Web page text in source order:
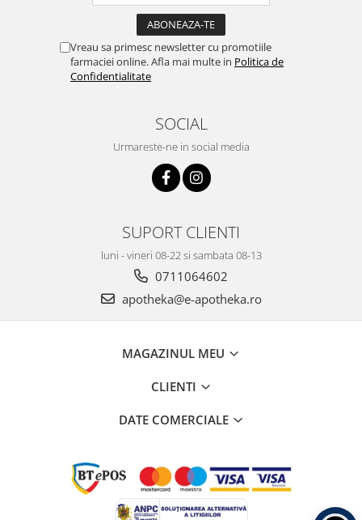
Vreau sa primesc newsletter cu promotiile
farmaciei online. Afla mai multe in Politica de
Confidentialitate
SOCIAL
Urmareste-ne in social media
SUPORT CLIENTI
luni - vineri 08-22 si sambata 08-13
0711064602
apotheka@e-apotheka.ro
MAGAZINUL MEU
CLIENTI
DATE COMERCIALE